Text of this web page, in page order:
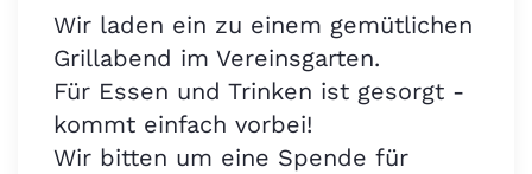
Wir laden ein zu einem gemütlichen
Grillabend im Vereinsgarten.
Für Essen und Trinken ist gesorgt -
kommt einfach vorbei!
Wir bitten um eine Spende für